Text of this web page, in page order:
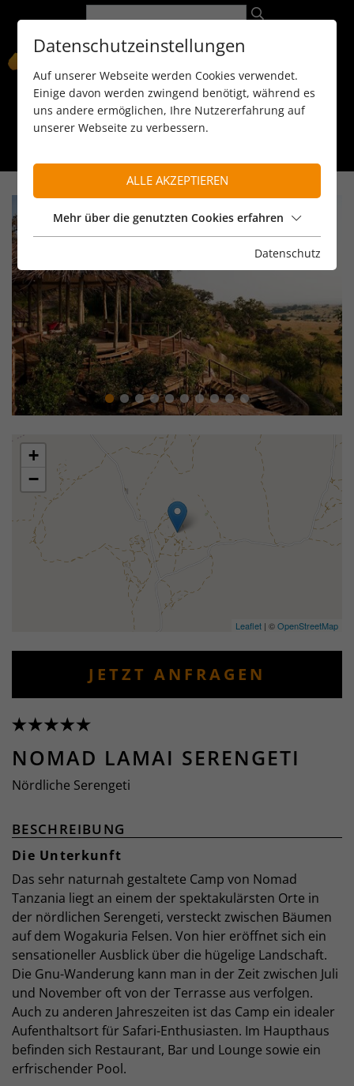
089 / 8 11 90 15
+
−
Leaflet | ©OpenStreetMap
JETZT ANFRAGEN
NOMAD LAMAI SERENGETI
Nördliche Serengeti
BESCHREIBUNG
Die Unterkunft
Das sehr naturnah gestaltete Camp von Nomad
Tanzania liegt an einem der spektakulärsten Orte in
der nördlichen Serengeti, versteckt zwischen Bäumen
auf dem Wogakuria Felsen. Von hier eröffnet sich ein
sensationeller Ausblick über die hügelige Landschaft.
Die Gnu-Wanderung kann man in der Zeit zwischen Juli
und November oft von der Terrasse aus verfolgen.
Auch zu anderen Jahreszeiten ist das Camp ein idealer
Aufenthaltsort für Safari-Enthusiasten. Im Haupthaus
befinden sich Restaurant, Bar und Lounge sowie ein
erfrischender Pool.
Datenschutzeinstellungen
Auf unserer Webseite werden Cookies verwendet.
Einige davon werden zwingend benötigt, während es
uns andere ermöglichen, Ihre Nutzererfahrung auf
unserer Webseite zu verbessern.
ALLE AKZEPTIEREN
Mehr über die genutzten Cookies erfahren
Datenschutz